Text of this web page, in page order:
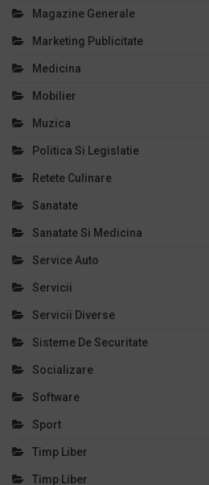
Magazine Generale
Marketing Publicitate
Medicina
Mobilier
Muzica
Politica Si Legislatie
Retete Culinare
Sanatate
Sanatate Si Medicina
Service Auto
Servicii
Servicii Diverse
Sisteme De Securitate
Socializare
Software
Sport
Timp Liber
Timp Liber